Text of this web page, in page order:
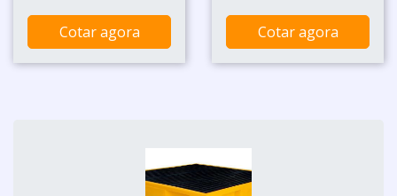
Cotar agora Cotar agora